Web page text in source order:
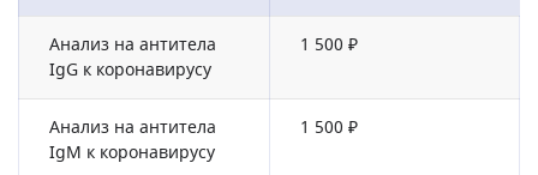
Анализ на антитела
IgG к коронавирусу
1 500 ₽
Анализ на антитела
IgM к коронавирусу
1 500 ₽